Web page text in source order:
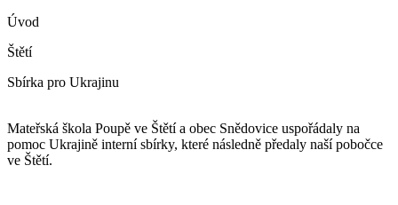
Úvod
Štětí
Sbírka pro Ukrajinu
Mateřská škola Poupě ve Štětí a obec Snědovice uspořádaly na
pomoc Ukrajině interní sbírky, které následně předaly naší pobočce
ve Štětí.